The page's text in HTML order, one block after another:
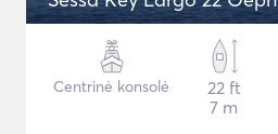
Centrinė konsolė
22 ft
7 m